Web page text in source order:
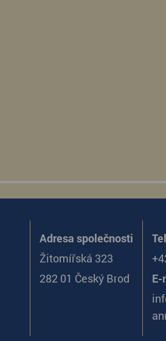
Adresa společnosti
Žitomířská 323
282 01 Český Brod